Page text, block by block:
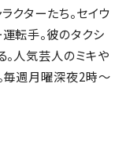
クターたち。セイウ
転手。彼のタクシ
人気芸人のミキや
毎週月曜深夜2時〜